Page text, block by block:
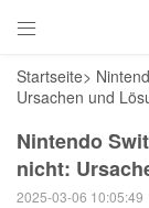

Startseite>
Ursachen und
Nintendo
nicht:
2025-03-06 10:05:49